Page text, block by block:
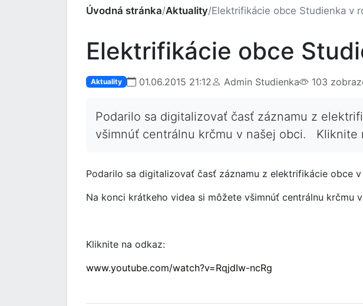
Úvodná stránka/Aktuality/Elektrifikácie obce Studienka v
Elektrifikácie obce
Aktuality 01.06.2015 21:12 Admin Studienka 103
Podarilo sa digitalizovať časť záznamu z
všimnúť centrálnu krčmu v našej obci. Kliknite
Podarilo sa digitalizovať časť záznamu z elektrifikácie obce v
Na konci krátkeho videa si môžete všimnúť centrálnu krčmu
Kliknite na odkaz:
www.youtube.com/watch?v=RqjdIw-ncRg